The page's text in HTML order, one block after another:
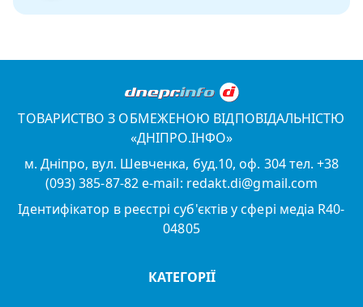
ТОВАРИСТВО З ОБМЕЖЕНОЮ ВІДПОВІДАЛЬНІСТЮ
«ДНІПРО.ІНФО»
м. Дніпро, вул. Шевченка, буд.10, оф. 304 тел. +38
(093) 385-87-82 e-mail: redakt.di@gmail.com
Ідентифікатор в реєстрі суб'єктів у сфері медіа R40-
04805
КАТЕГОРІЇ